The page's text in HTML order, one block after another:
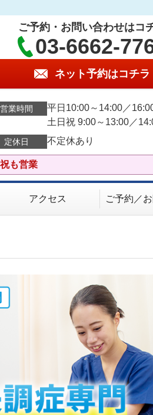
ご予約・お問い合わせはコ
03-6662-
ネット予約はコチラ
営業時間
平日10:00～14:00／
土日祝 9:00～13:00／
定休日 不定休あり
も営業
アクセス ご予約／